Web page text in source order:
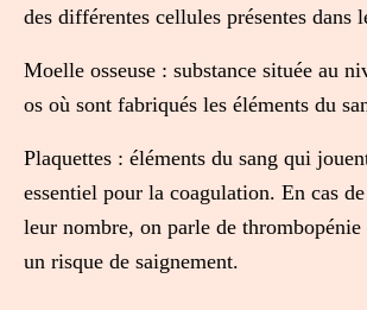
des différentes cellules présentes dans
Moelle osseuse : substance située au
os où sont fabriqués les éléments du
Plaquettes : éléments du sang qui
essentiel pour la coagulation. En cas
leur nombre, on parle de
un risque de saignement.